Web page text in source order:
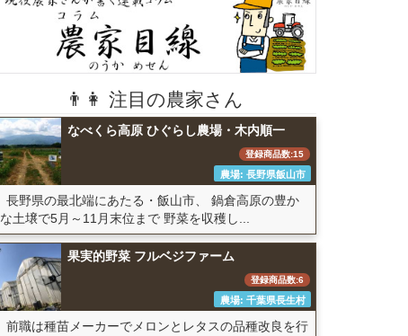
👨👩 注目の農家さん
なべくら高原 ひぐらし農場・木内順一
登録商品数:15
農場: 長野県飯山市
長野県の最北端にあたる・飯山市、 鍋倉高原の豊か
な土壌で5月～11月末位まで 野菜を収穫し...
果実的野菜 フルベジファーム
登録商品数:6
農場: 千葉県長生村
前職は種苗メーカーでメロンとレタスの品種改良を行